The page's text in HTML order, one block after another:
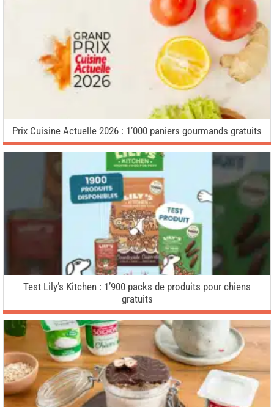
Prix Cuisine Actuelle 2026 : 1’000 paniers gourmands gratuits
Test Lily’s Kitchen : 1’900 packs de produits pour chiens
gratuits